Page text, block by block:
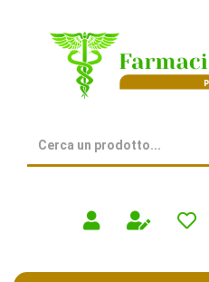
contenuto
Farmacia
Prodotto